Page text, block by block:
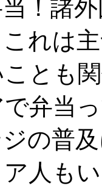
！諸
れは
とも
弁当
の普
ア人も